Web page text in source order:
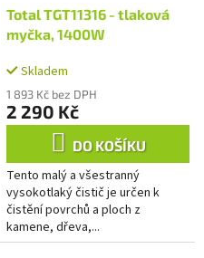
Total TGT11316 - tlaková
myčka, 1400W
Skladem
1 893 Kč bez DPH
2 290 Kč
DO KOŠÍKU
Tento malý a všestranný
vysokotlaký čistič je určen k
čistění povrchů a ploch z
kamene, dřeva,...